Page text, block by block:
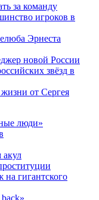
за команду
игроков в
Эрнеста
новой России
звёзд в
от Сергея
люди»
акул
гигантского